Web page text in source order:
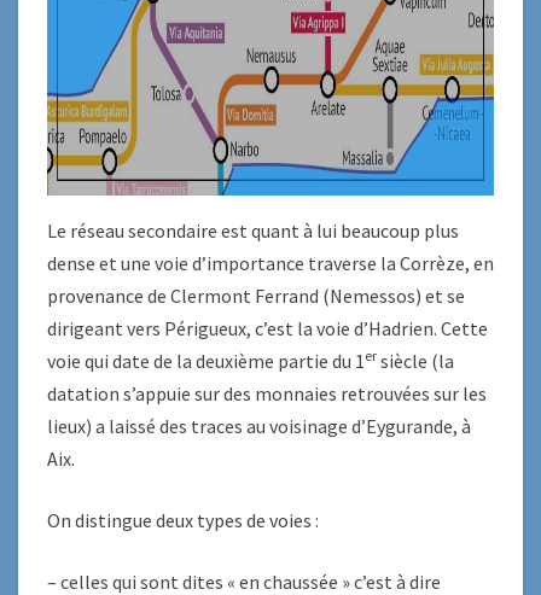
Le réseau secondaire est quant à lui beaucoup plus
dense et une voie d’importance traverse la Corrèze, en
provenance de Clermont Ferrand (Nemessos) et se
dirigeant vers Périgueux, c’est la voie d’Hadrien. Cette
voie qui date de la deuxième partie du 1er siècle (la
datation s’appuie sur des monnaies retrouvées sur les
lieux) a laissé des traces au voisinage d’Eygurande, à
Aix.
On distingue deux types de voies :
– celles qui sont dites « en chaussée » c’est à dire